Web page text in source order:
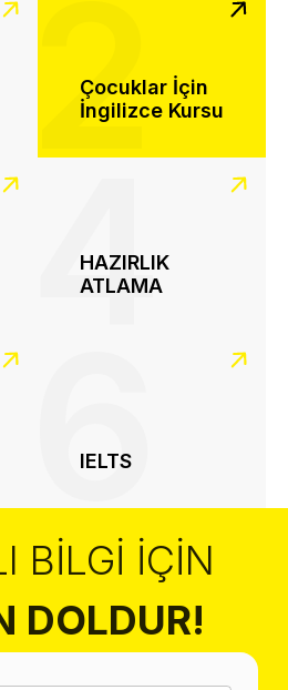
Çocuklar İçin
İngilizce Kursu
2
HAZIRLIK
ATLAMA
4
IELTS
6
BILGI İÇIN
DOLDUR!